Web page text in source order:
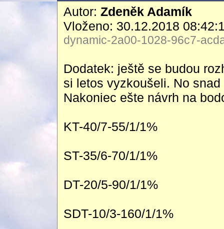
Autor: Zdeněk Adamík
Vloženo: 30.12.2018
dynamic-2a00-1028-96c7-
Dodatek: ještě se budou
si letos vyzkoušeli. No
Nakoniec ešte návrh na
KT-40/7-55/1/1%
ST-35/6-70/1/1%
DT-20/5-90/1/1%
SDT-10/3-160/1/1%